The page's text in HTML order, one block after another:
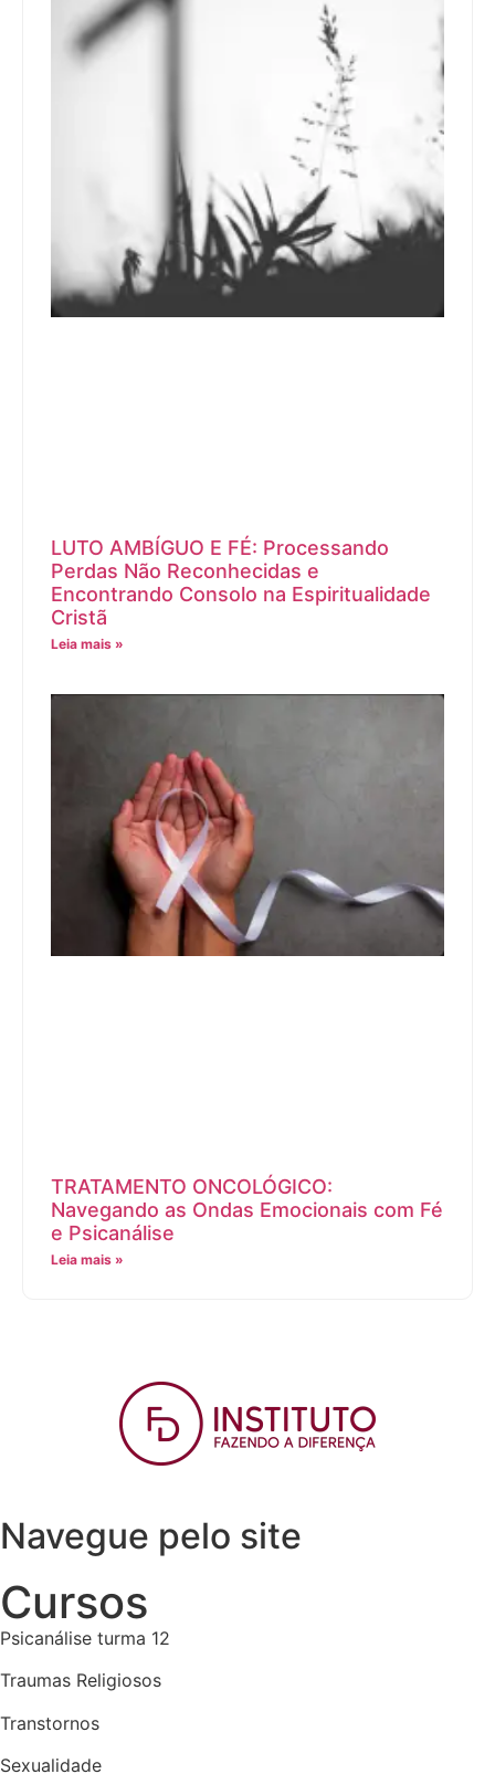
LUTO AMBÍGUO E FÉ: Processando
Perdas Não Reconhecidas e
Encontrando Consolo na Espiritualidade
Cristã
Leia mais »
TRATAMENTO ONCOLÓGICO:
Navegando as Ondas Emocionais com Fé
e Psicanálise
Leia mais »
Navegue pelo site
Cursos
Psicanálise turma 12
Traumas Religiosos
Transtornos
Sexualidade